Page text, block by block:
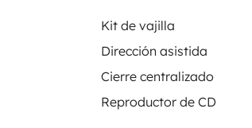
cualquier época del año
cosa que coloques en el
de intrusión
Kit de vajilla
Dirección asistida
Cierre centralizado
Reproductor de CD